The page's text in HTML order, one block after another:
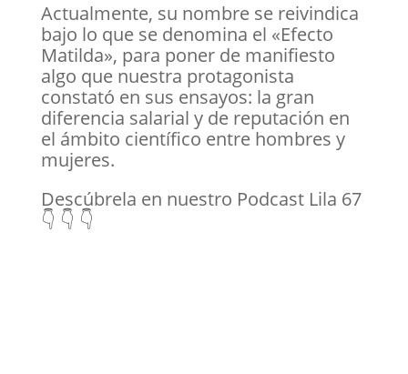
Actualmente, su nombre se reivindica
bajo lo que se denomina el «Efecto
Matilda», para poner de manifiesto
algo que nuestra protagonista
constató en sus ensayos: la gran
diferencia salarial y de reputación en
el ámbito científico entre hombres y
mujeres.
Descúbrela en nuestro Podcast Lila 67
👇 👇 👇